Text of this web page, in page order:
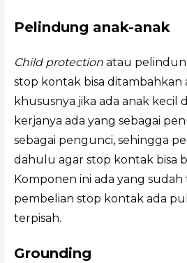
Pelindung anak-anak
Child protectionatau
stop kontak bisa ditambahkan
khususnya jika ada anak kecil
kerjanya ada yang sebagai
sebagai pengunci, sehingga
dahulu agar stop kontak bisa
Komponen ini ada yang
pembelian stop kontak ada
terpisah.
Grounding